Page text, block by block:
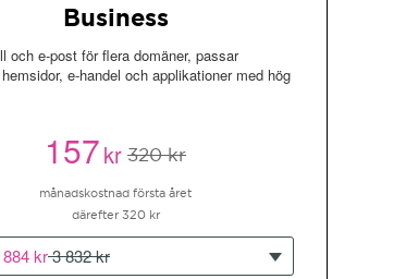
Business
och e-post för flera domäner, passar
e-handel och applikationer med hög
157kr 320 kr
månadskostnad första året
därefter 320 kr
884 kr3 832 kr